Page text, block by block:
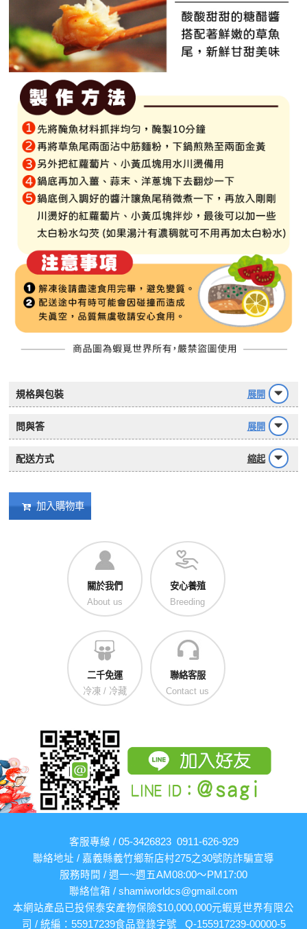
規格與包裝 展開
問與答 展開
配送方式 縮起
加入購物車
關於我們
About us
安心養殖
Breeding
二千免運
冷凍 / 冷藏
聯絡客服
Contact us
客服專線 / 05-3426823 0911-626-929
聯絡地址 / 嘉義縣義竹鄉新店村275之30號 防詐騙宣導
服務時間 / 週一~週五AM08:00～PM17:00
聯絡信箱 / shamiworldcs@gmail.com
本網站產品已投保泰安產物保險$10,000,000元蝦覓世界有限公
司 / 統編：55917239食品登錄字號 Q-155917239-00000-5